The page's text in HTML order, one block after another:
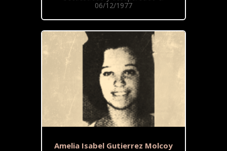
06/12/1977
Amelia Isabel Gutierrez Molcoy